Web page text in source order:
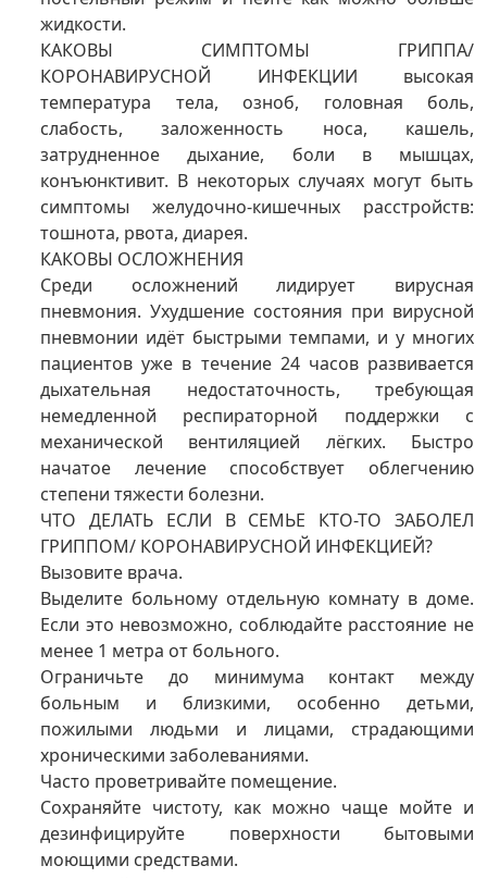
жидкости.
КАКОВЫ СИМПТОМЫ ГРИППА/
КОРОНАВИРУСНОЙ ИНФЕКЦИИ высокая
температура тела, озноб, головная боль,
слабость, заложенность носа, кашель,
затрудненное дыхание, боли в мышцах,
конъюнктивит. В некоторых случаях могут быть
симптомы желудочно-кишечных расстройств:
тошнота, рвота, диарея.
КАКОВЫ ОСЛОЖНЕНИЯ
Среди осложнений лидирует вирусная
пневмония. Ухудшение состояния при вирусной
пневмонии идёт быстрыми темпами, и у многих
пациентов уже в течение 24 часов развивается
дыхательная недостаточность, требующая
немедленной респираторной поддержки с
механической вентиляцией лёгких. Быстро
начатое лечение способствует облегчению
степени тяжести болезни.
ЧТО ДЕЛАТЬ ЕСЛИ В СЕМЬЕ КТО-ТО ЗАБОЛЕЛ
ГРИППОМ/ КОРОНАВИРУСНОЙ ИНФЕКЦИЕЙ?
Вызовите врача.
Выделите больному отдельную комнату в доме.
Если это невозможно, соблюдайте расстояние не
менее 1 метра от больного.
Ограничьте до минимума контакт между
больным и близкими, особенно детьми,
пожилыми людьми и лицами, страдающими
хроническими заболеваниями.
Часто проветривайте помещение.
Сохраняйте чистоту, как можно чаще мойте и
дезинфицируйте поверхности бытовыми
моющими средствами.